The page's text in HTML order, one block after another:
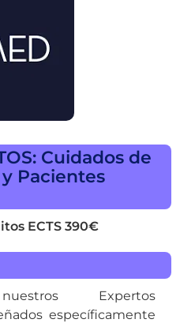
Cuidados de
Pacientes
ECTS 390€
Expertos
específicamente